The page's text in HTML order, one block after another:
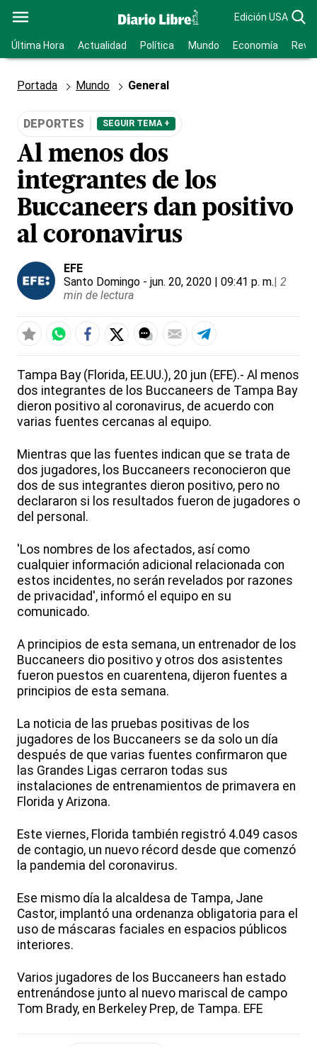
Edición USA
Última Hora Actualidad Política Mundo Economía
Portada Mundo General
DEPORTES SEGUIR TEMA +
Al menos dos
integrantes de los
Buccaneers dan positivo
al coronavirus
EFE
Santo Domingo - jun. 20, 2020 | 09:41 p. m.| 2
min de lectura
Tampa Bay (Florida, EE.UU.), 20 jun (EFE).- Al menos
dos integrantes de los Buccaneers de Tampa Bay
dieron positivo al coronavirus, de acuerdo con
varias fuentes cercanas al equipo.
Mientras que las fuentes indican que se trata de
dos jugadores, los Buccaneers reconocieron que
dos de sus integrantes dieron positivo, pero no
declararon si los resultados fueron de jugadores o
del personal.
'Los nombres de los afectados, así como
cualquier información adicional relacionada con
estos incidentes, no serán revelados por razones
de privacidad', informó el equipo en su
comunicado.
A principios de esta semana, un entrenador de los
Buccaneers dio positivo y otros dos asistentes
fueron puestos en cuarentena, dijeron fuentes a
principios de esta semana.
La noticia de las pruebas positivas de los
jugadores de los Buccaneers se da solo un día
después de que varias fuentes confirmaron que
las Grandes Ligas cerraron todas sus
instalaciones de entrenamientos de primavera en
Florida y Arizona.
Este viernes, Florida también registró 4.049 casos
de contagio, un nuevo récord desde que comenzó
la pandemia del coronavirus.
Ese mismo día la alcaldesa de Tampa, Jane
Castor, implantó una ordenanza obligatoria para el
uso de máscaras faciales en espacios públicos
interiores.
Varios jugadores de los Buccaneers han estado
entrenándose junto al nuevo mariscal de campo
Tom Brady, en Berkeley Prep, de Tampa. EFE